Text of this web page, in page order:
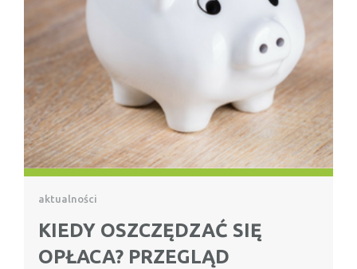
aktualności
KIEDY OSZCZĘDZAĆ SIĘ
OPŁACA? PRZEGLĄD